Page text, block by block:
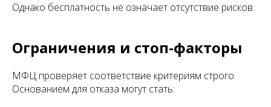
Однако бесплатность не означает отсутствие рисков.
Ограничения и стоп-факторы
МФЦ проверяет соответствие критериям строго.
Основанием для отказа могут стать: